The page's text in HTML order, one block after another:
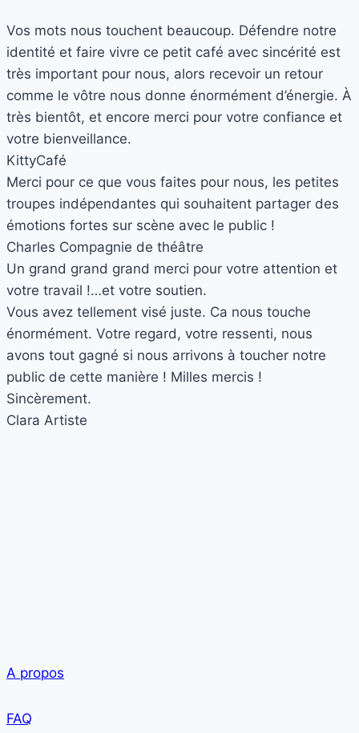
Vos mots nous touchent beaucoup. Défendre notre
identité et faire vivre ce petit café avec sincérité est
très important pour nous, alors recevoir un retour
comme le vôtre nous donne énormément d’énergie. À
très bientôt, et encore merci pour votre confiance et
votre bienveillance.
KittyCafé
Merci pour ce que vous faites pour nous, les petites
troupes indépendantes qui souhaitent partager des
émotions fortes sur scène avec le public !
Charles Compagnie de théâtre
Un grand grand grand merci pour votre attention et
votre travail !…et votre soutien.
Vous avez tellement visé juste. Ca nous touche
énormément. Votre regard, votre ressenti, nous
avons tout gagné si nous arrivons à toucher notre
public de cette manière ! Milles mercis !
Sincèrement.
Clara Artiste
A propos
FAQ